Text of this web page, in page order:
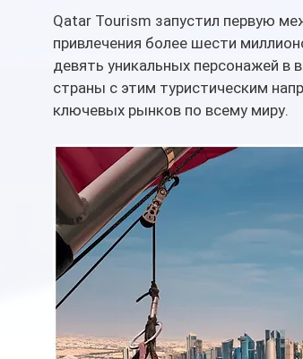
Qatar Tourism запустил первую
привлечения более шести
девять уникальных персонажей в
страны с этим туристическим
ключевых рынков по всему миру.